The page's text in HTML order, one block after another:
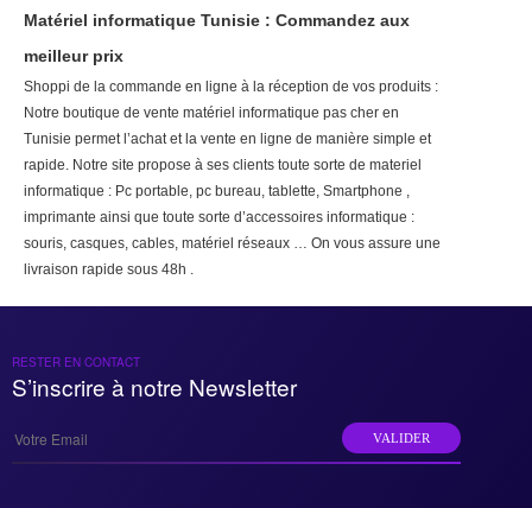
Matériel informatique Tunisie : Commandez aux
meilleur prix
Shoppi de la commande en ligne à la réception de vos produits :
Notre boutique de vente matériel informatique pas cher en
Tunisie permet l’achat et la vente en ligne de manière simple et
rapide. Notre site propose à ses clients toute sorte de materiel
informatique : Pc portable, pc bureau, tablette, Smartphone ,
imprimante ainsi que toute sorte d’accessoires informatique :
souris, casques, cables, matériel réseaux … On vous assure une
livraison rapide sous 48h .
RESTER EN CONTACT
S’inscrire à notre Newsletter
VALIDER